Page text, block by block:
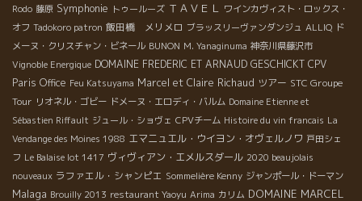
Rodo 藤原 Symphonie トゥールーズ ＴＡＶＥＬ ワインカヴィスト・ロックス・
オフ Tadokoro patron 飯田橋 メリメロ ブラッスリーヴァンダンジュ ALLIQ ド
メーヌ・クリスチャン・ビネール BUNON M. Yanaginuma 神奈川県藤沢市
Vignoble Energique DOMAINE FREDERIC ET ARNAUD GESCHICKT CPV
Paris Office Feu Katsuyama Marcel et Claire Richaud ツアー STC Groupe
Tour リオネル・ゴビー ドメーヌ・エロディ・バルム Domaine Etienne et
Sébastien Riffault ジュール・ショヴェ CPVチーム Histoire du vin francais La
Vendange des Moines 1988 エマニュエル・ウイヨン・オヴェルノワ 戸田シェ
フ Le Balaise lot 1417 ヴィヴィアン・エメルスダール 2020 beaujolais
nouveaux ラファエル・シャンピエ Sommelière Kenny ジャンポール・ドーマン
Malaga Brouilly 2013 restaurant Yaoyu Arima カリム DOMAINE MARCEL